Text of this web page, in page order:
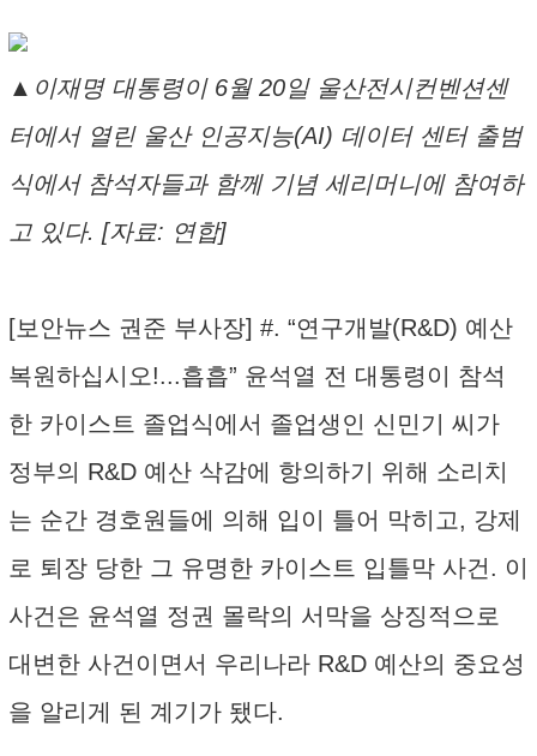
▲이재명 대통령이 6월 20일 울산전시컨벤션센
터에서 열린 울산 인공지능(AI) 데이터 센터 출범
식에서 참석자들과 함께 기념 세리머니에 참여하
고 있다. [자료: 연합]
[보안뉴스 권준 부사장] #. “연구개발(R&D) 예산
복원하십시오!...흡흡” 윤석열 전 대통령이 참석
한 카이스트 졸업식에서 졸업생인 신민기 씨가
정부의 R&D 예산 삭감에 항의하기 위해 소리치
는 순간 경호원들에 의해 입이 틀어 막히고, 강제
로 퇴장 당한 그 유명한 카이스트 입틀막 사건. 이
사건은 윤석열 정권 몰락의 서막을 상징적으로
대변한 사건이면서 우리나라 R&D 예산의 중요성
을 알리게 된 계기가 됐다.